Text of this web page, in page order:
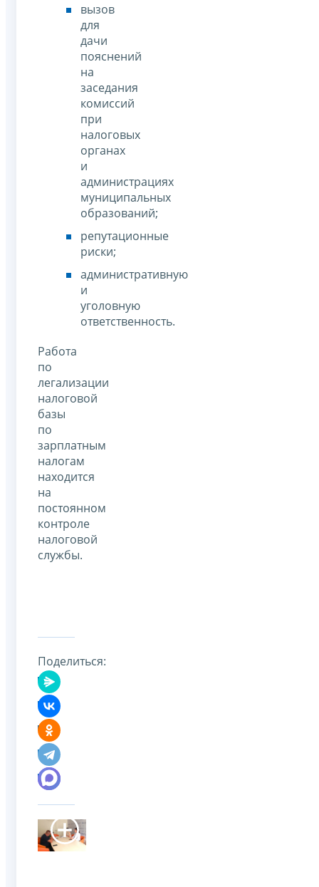
вызов
для
дачи
пояснений
на
заседания
комиссий
при
налоговых
органах
и
администрациях
муниципальных
образований;
репутационные
риски;
административную
и
уголовную
ответственность.
Работа
по
легализации
налоговой
базы
по
зарплатным
налогам
находится
на
постоянном
контроле
налоговой
службы.
Поделиться: